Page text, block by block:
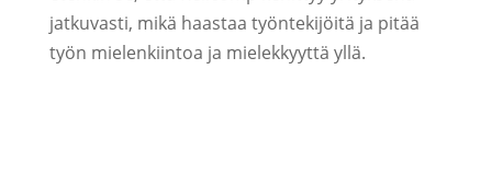
jatkuvasti, mikä haastaa työntekijöitä ja pitää
työn mielenkiintoa ja mielekkyyttä yllä.